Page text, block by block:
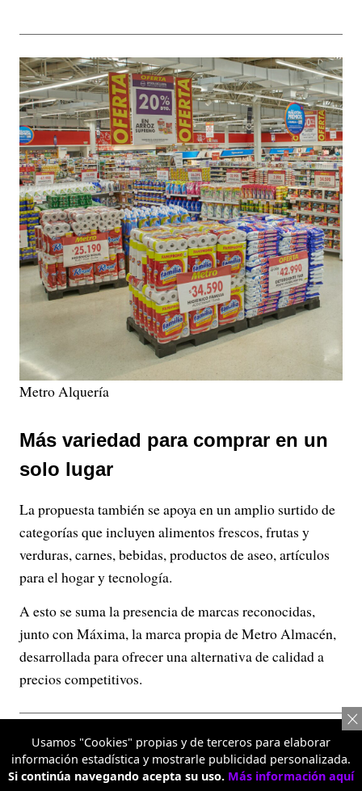
Metro Alquería
Más variedad para comprar en un
solo lugar
La propuesta también se apoya en un amplio surtido de
categorías que incluyen alimentos frescos, frutas y
verduras, carnes, bebidas, productos de aseo, artículos
para el hogar y tecnología.
A esto se suma la presencia de marcas reconocidas,
junto con Máxima, la marca propia de Metro Almacén,
desarrollada para ofrecer una alternativa de calidad a
precios competitivos.
Usamos "Cookies" propias y de terceros para elaborar
información estadística y mostrarle publicidad personalizada.
Si continúa navegando acepta su uso. Más información aquí